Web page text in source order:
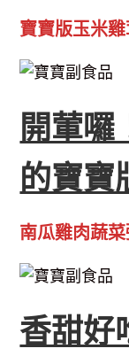
寶寶版玉米
開葷囉
的寶寶
南瓜雞肉蔬
香甜好